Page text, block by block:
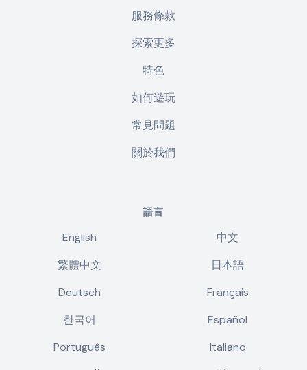
服務條款
探索更多
特色
如何遊玩
常見問題
關於我們
語言
English
中文
繁體中文
日本語
Deutsch
Français
한국어
Español
Português
Italiano